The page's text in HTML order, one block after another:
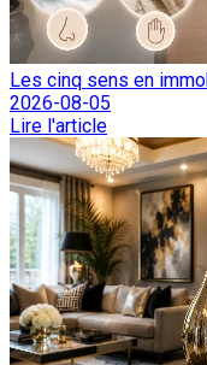
Les cinq sens en
2026-08-05
Lire l'article